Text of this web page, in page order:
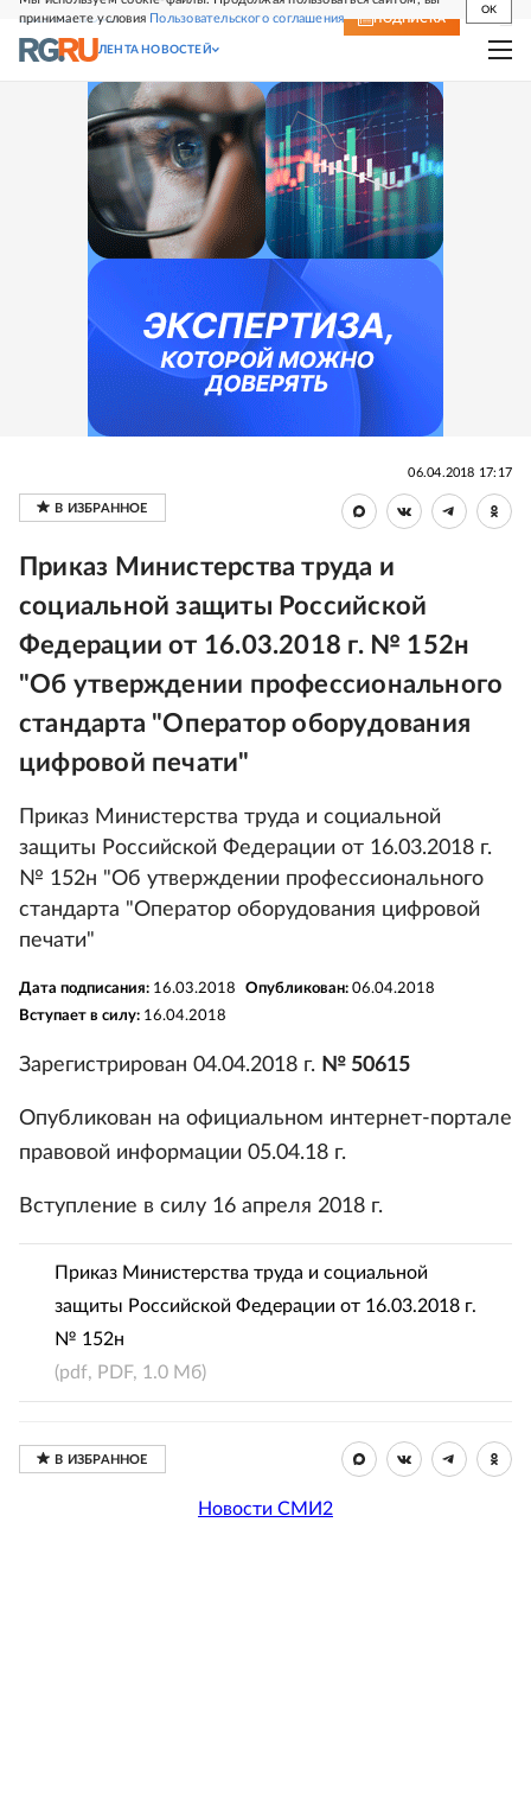
принимаете условия Пользовательского соглашения
OK
СВЕЖИЙ НОМЕР ПОДПИСКА
ЛЕНТА НОВОСТЕЙ
06.04.2018 17:17
Приказ Министерства труда и
социальной защиты Российской
Федерации от 16.03.2018 г. № 152н
"Об утверждении профессионального
стандарта "Оператор оборудования
цифровой печати"
Приказ Министерства труда и социальной
защиты Российской Федерации от 16.03.2018 г.
№ 152н "Об утверждении профессионального
стандарта "Оператор оборудования цифровой
печати"
Дата подписания: 16.03.2018 Опубликован: 06.04.2018
Вступает в силу: 16.04.2018
Зарегистрирован 04.04.2018 г. № 50615
Опубликован на официальном интернет-портале
правовой информации 05.04.18 г.
Вступление в силу 16 апреля 2018 г.
Приказ Министерства труда и социальной
защиты Российской Федерации от 16.03.2018 г.
№ 152н
(pdf, PDF, 1.0 Мб)
Новости СМИ2